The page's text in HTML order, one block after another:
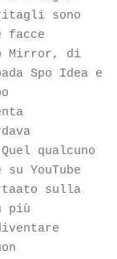
sono
facce
Mirror, di
Spo Idea e
qualcuno
YouTube
sulla
più